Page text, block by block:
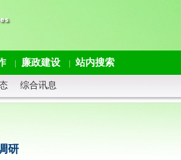
廉政建设 站内搜索
综合讯息
研